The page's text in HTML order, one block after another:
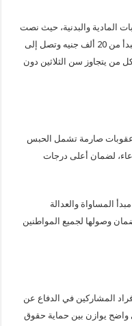
المادية والبدنية، حيث نصت
المواد المستحدثة على فرض غرامات مالية تبدأ من 20 ألف جنيه وتصل إلى
من يتجاوز سن الثلاثين دون
عقوبات صارمة تشمل الحبس
لضمان أعلى درجات
المساواة والعدالة
وصولها لجميع المواطنين
المشاركين في الدفاع عن
واضح يوازن بين حماية حقوق